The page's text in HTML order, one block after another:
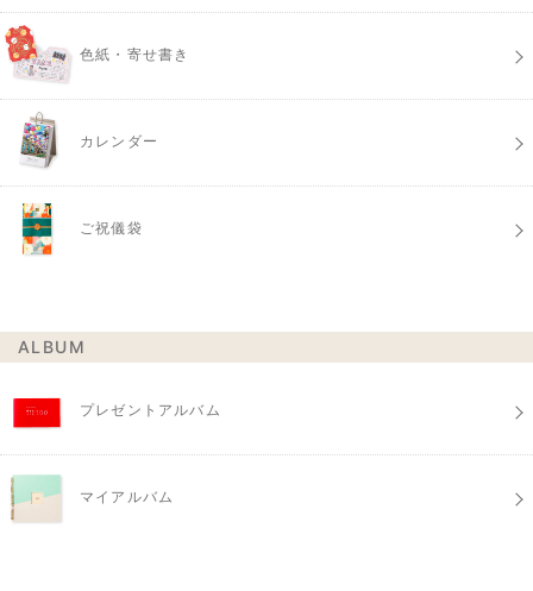
色紙・寄せ書き
カレンダー
ご祝儀袋
ALBUM
プレゼントアルバム
マイアルバム